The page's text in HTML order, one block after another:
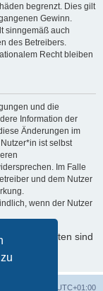
begrenzt. Dies gilt
Gewinn.
sinngemäß auch
des Betreibers.
Recht bleiben
und die
Information der
Änderungen im
ist selbst
Im Falle
und dem Nutzer
wenn der Nutzer
Daten sind
UTC+01:00